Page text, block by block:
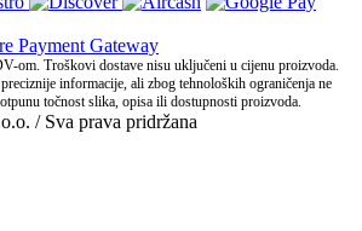
om. Troškovi dostave nisu uključeni u cijenu proizvoda.
informacije, ali zbog tehnoloških ograničenja ne
točnost slika, opisa ili dostupnosti proizvoda.
/ Sva prava pridržana